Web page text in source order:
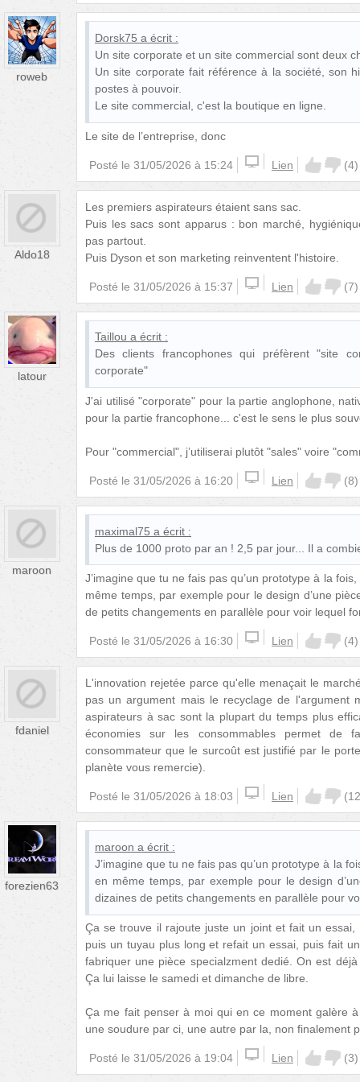
roweb
Dorsk75 a écrit :
Un site corporate et un site commercial sont deux
Un site corporate fait référence à la société, son
postes à pouvoir.
Le site commercial, c'est la boutique en ligne.
Le site de l’entreprise, donc
Posté le 31/05/2026 à 15:24 Lien (4)
Aldo18
Les premiers aspirateurs étaient sans sac.
Puis les sacs sont apparus : bon marché,
pas partout.
Puis Dyson et son marketing reinventent l'histoire.
Posté le 31/05/2026 à 15:37 Lien (7)
latour
Taillou a écrit :
Des clients francophones qui préfèrent "site
corporate"
J'ai utilisé "corporate" pour la partie anglophone,
pour la partie francophone... c'est le sens le plus
Pour "commercial", j’utiliserai plutôt "sales" voire
Posté le 31/05/2026 à 16:20 Lien (8)
maroon
maximal75 a écrit :
Plus de 1000 proto par an ! 2,5 par jour... Il a
J’imagine que tu ne fais pas qu’un prototype à la
même temps, par exemple pour le design d’une
de petits changements en parallèle pour voir lequel
Posté le 31/05/2026 à 16:30 Lien (4)
fdaniel
L'innovation rejetée parce qu'elle menaçait le
pas un argument mais le recyclage de l'argument
aspirateurs à sac sont la plupart du temps plus
économies sur les consommables permet de
consommateur que le surcoût est justifié par le
planète vous remercie).
Posté le 31/05/2026 à 18:03 Lien (12
forezien63
maroon a écrit :
J’imagine que tu ne fais pas qu’un prototype à la
en même temps, par exemple pour le design
dizaines de petits changements en parallèle pour
Ça se trouve il rajoute juste un joint et fait un
puis un tuyau plus long et refait un essai, puis fait
fabriquer une pièce specialzment dedié. On est
Ça lui laisse le samedi et dimanche de libre.
Ça me fait penser à moi qui en ce moment galère
une soudure par ci, une autre par la, non finalement
Posté le 31/05/2026 à 19:04 Lien (3)